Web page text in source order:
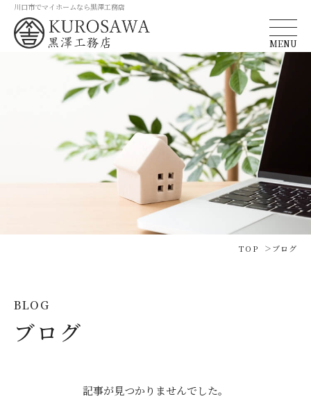
川口市でマイホームなら黒澤工務店
MENU
TOP ブログ
BLOG
ブログ
記事が見つかりませんでした。